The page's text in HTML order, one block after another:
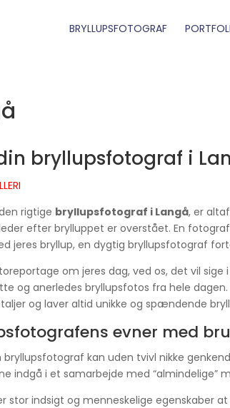
BRYLLUPSFOTOGRAF
bryllupsfotograf i
rigtige bryllupsfotograf i Langå, er
efter brylluppet er overstået. En
jeres bryllup, en dygtig bryllupsfotograf
om jeres dag, ved os, det vil
og anerledes bryllupsfotos fra hele
og laver altid unikke og spændende
evner med
bryllupsfotograf kan uden tvivl nikke
indgå i et samarbejde med “almindelige”
stor indsigt og menneskelige egenskaber